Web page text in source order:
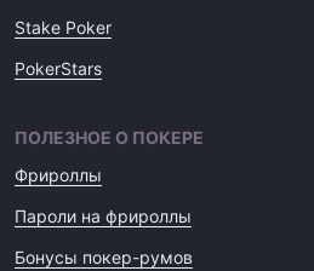
Stake Poker
PokerStars
ПОЛЕЗНОЕ О ПОКЕРЕ
Фрироллы
Пароли на фрироллы
Бонусы покер-румов